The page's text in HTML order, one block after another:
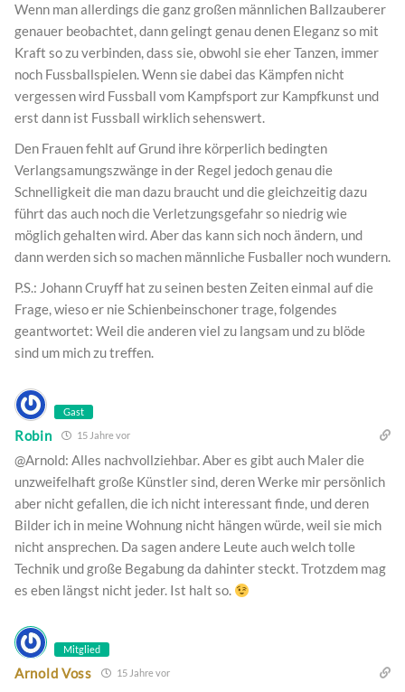
Wenn man allerdings die ganz großen männlichen Ballzauberer
genauer beobachtet, dann gelingt genau denen Eleganz so mit
Kraft so zu verbinden, dass sie, obwohl sie eher Tanzen, immer
noch Fussballspielen. Wenn sie dabei das Kämpfen nicht
vergessen wird Fussball vom Kampfsport zur Kampfkunst und
erst dann ist Fussball wirklich sehenswert.
Den Frauen fehlt auf Grund ihre körperlich bedingten
Verlangsamungszwänge in der Regel jedoch genau die
Schnelligkeit die man dazu braucht und die gleichzeitig dazu
führt das auch noch die Verletzungsgefahr so niedrig wie
möglich gehalten wird. Aber das kann sich noch ändern, und
dann werden sich so machen männliche Fusballer noch wundern.
P.S.: Johann Cruyff hat zu seinen besten Zeiten einmal auf die
Frage, wieso er nie Schienbeinschoner trage, folgendes
geantwortet: Weil die anderen viel zu langsam und zu blöde
sind um mich zu treffen.
Gast
Robin 15 Jahre vor
@Arnold: Alles nachvollziehbar. Aber es gibt auch Maler die
unzweifelhaft große Künstler sind, deren Werke mir persönlich
aber nicht gefallen, die ich nicht interessant finde, und deren
Bilder ich in meine Wohnung nicht hängen würde, weil sie mich
nicht ansprechen. Da sagen andere Leute auch welch tolle
Technik und große Begabung da dahinter steckt. Trotzdem mag
es eben längst nicht jeder. Ist halt so.
Mitglied
Arnold Voss 15 Jahre vor